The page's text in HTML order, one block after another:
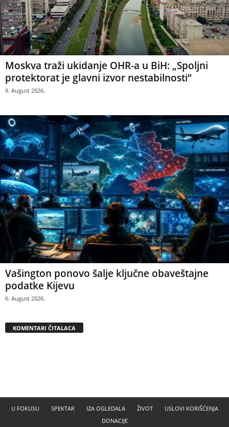
Moskva traži ukidanje OHR-a u BiH: „Spoljni
protektorat je glavni izvor nestabilnosti“
9. August 2026.
Vašington ponovo šalje ključne obaveštajne
podatke Kijevu
6. August 2026.
KOMENTARI ČITALACA
U FOKUSU SPEKTAR IZA OGLEDALA ŽIVOT
USLOVI KORIŠĆENJA
DONACIJE